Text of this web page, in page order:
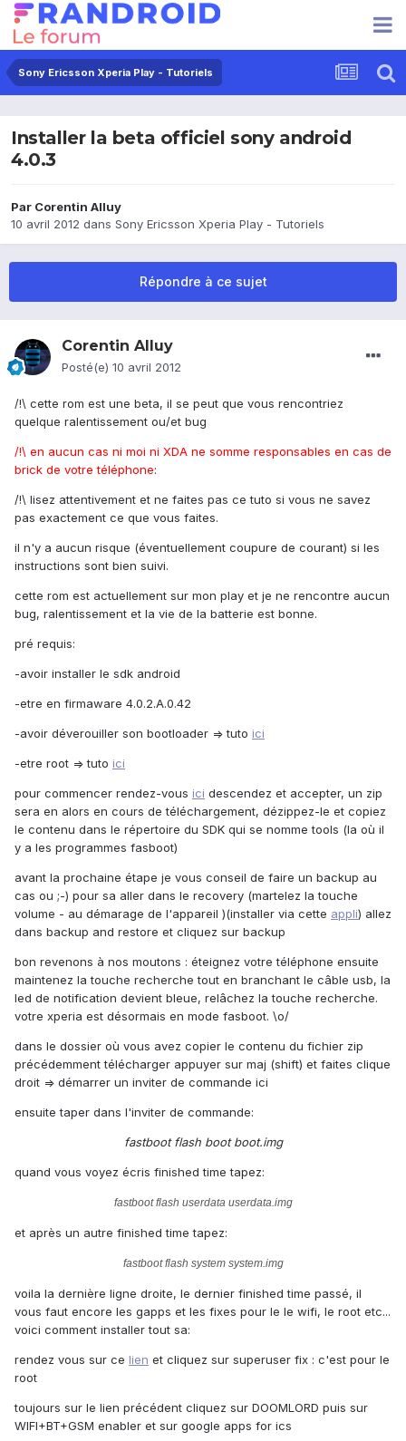
Sony Ericsson Xperia Play - Tutoriels
Installer la beta officiel sony android
4.0.3
Par Corentin Alluy
10 avril 2012 dans Sony Ericsson Xperia Play - Tutoriels
Répondre à ce sujet
Corentin Alluy
Posté(e) 10 avril 2012
/!\ cette rom est une beta, il se peut que vous rencontriez
quelque ralentissement ou/et bug
/!\ en aucun cas ni moi ni XDA ne somme responsables en cas de
brick de votre téléphone:
/!\ lisez attentivement et ne faites pas ce tuto si vous ne savez
pas exactement ce que vous faites.
il n'y a aucun risque (éventuellement coupure de courant) si les
instructions sont bien suivi.
cette rom est actuellement sur mon play et je ne rencontre aucun
bug, ralentissement et la vie de la batterie est bonne.
pré requis:
-avoir installer le sdk android
-etre en firmaware 4.0.2.A.0.42
-avoir déverouiller son bootloader => tuto ici
-etre root => tuto ici
pour commencer rendez-vous ici descendez et accepter, un zip
sera en alors en cours de téléchargement, dézippez-le et copiez
le contenu dans le répertoire du SDK qui se nomme tools (la où il
y a les programmes fasboot)
avant la prochaine étape je vous conseil de faire un backup au
cas ou ;-) pour sa aller dans le recovery (martelez la touche
volume - au démarage de l'appareil )(installer via cette appli) allez
dans backup and restore et cliquez sur backup
bon revenons à nos moutons : éteignez votre téléphone ensuite
maintenez la touche recherche tout en branchant le câble usb, la
led de notification devient bleue, relâchez la touche recherche.
votre xperia est désormais en mode fasboot. \o/
dans le dossier où vous avez copier le contenu du fichier zip
précédemment télécharger appuyer sur maj (shift) et faites clique
droit => démarrer un inviter de commande ici
ensuite taper dans l'inviter de commande:
fastboot flash boot boot.img
quand vous voyez écris finished time tapez:
fastboot flash userdata userdata.img
​et après un autre finished time tapez:
fastboot flash system system.img
voila la dernière ligne droite, le dernier finished time passé, il
vous faut encore les gapps et les fixes pour le le wifi, le root etc...
voici comment installer tout sa:
rendez vous sur ce lien et cliquez sur superuser fix : c'est pour le
root
toujours sur le lien précédent cliquez sur DOOMLORD puis sur
WIFI+BT+GSM enabler et sur google apps for ics